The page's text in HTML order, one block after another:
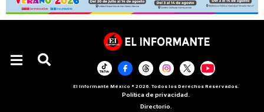
El Informante México ® 2026. Todos los Derechos Reservados.
Política de privacidad.
Directorio.